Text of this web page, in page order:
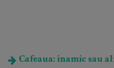
Cafeaua: inamic sau